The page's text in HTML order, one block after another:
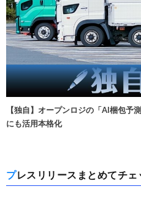
【独自】オープンロジの「AI梱包予
にも活用本格化
プレスリリースまとめてチェ